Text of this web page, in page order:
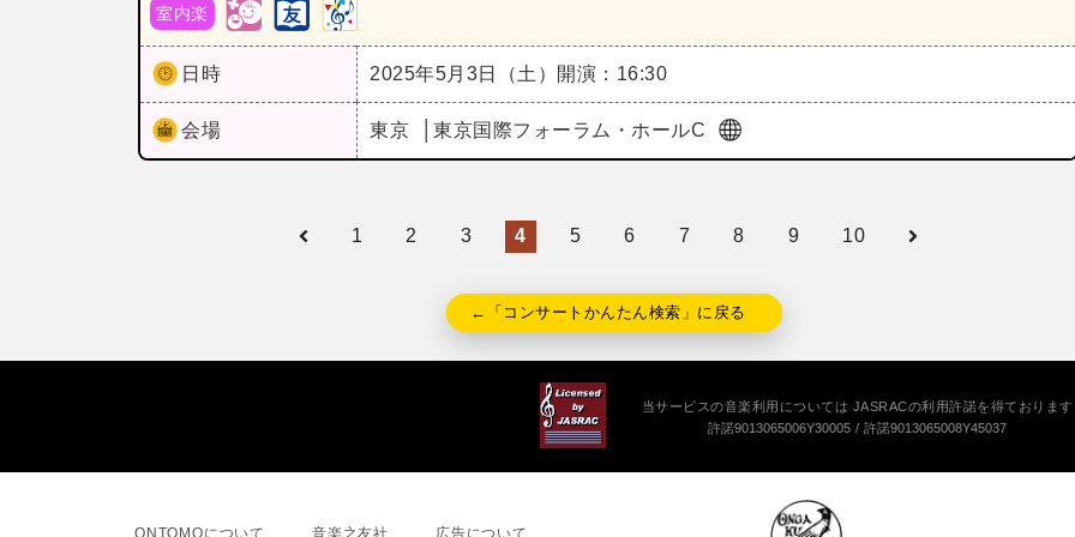
室内楽
日時 2025年5月3日（土） 開演：16:30
会場 東京 東京国際フォーラム・ホールC
1 2 3 4 5 6 7 8 9 10
←「コンサートかんたん検索」に戻る
当サービスの音楽利用については JASRACの利用許諾を得ております
許諾9013065006Y30005
許諾9013065008Y45037